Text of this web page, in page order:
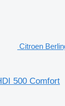
Citroen
500 Comfort